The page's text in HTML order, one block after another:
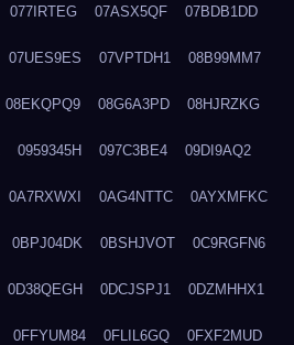
077IRTEG 07ASX5QF 07BDB1DD
07UES9ES 07VPTDH1 08B99MM7
08EKQPQ9 08G6A3PD 08HJRZKG
0959345H 097C3BE4 09DI9AQ2
0A7RXWXI 0AG4NTTC 0AYXMFKC
0BPJ04DK 0BSHJVOT 0C9RGFN6
0D38QEGH 0DCJSPJ1 0DZMHHX1
0FFYUM84 0FLIL6GQ 0FXF2MUD